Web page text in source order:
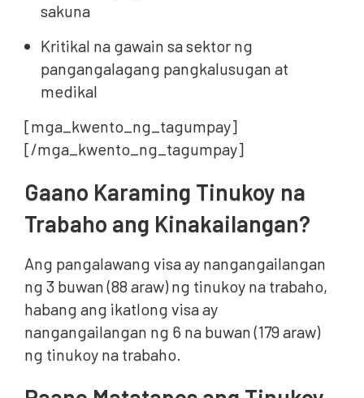
sakuna
Kritikal na gawain sa sektor ng
pangangalagang pangkalusugan at
medikal
[mga_kwento_ng_tagumpay]
[/mga_kwento_ng_tagumpay]
Gaano Karaming Tinukoy na
Trabaho ang Kinakailangan?
Ang pangalawang visa ay nangangailangan
ng 3 buwan (88 araw) ng tinukoy na trabaho,
habang ang ikatlong visa ay
nangangailangan ng 6 na buwan (179 araw)
ng tinukoy na trabaho.